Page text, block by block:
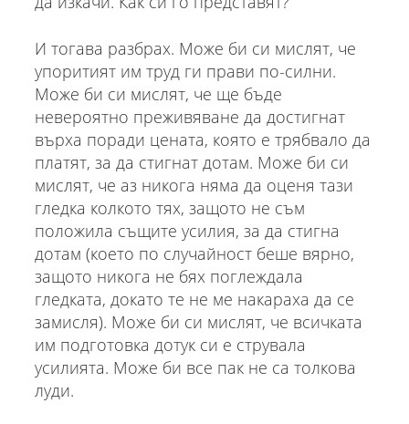
И тогава разбрах. Може би си мислят, че
упоритият им труд ги прави по-силни.
Може би си мислят, че ще бъде
невероятно преживяване да достигнат
върха поради цената, която е трябвало да
платят, за да стигнат дотам. Може би си
мислят, че аз никога няма да оценя тази
гледка колкото тях, защото не съм
положила същите усилия, за да стигна
дотам (което по случайност беше вярно,
защото никога не бях поглеждала
гледката, докато те не ме накараха да се
замисля). Може би си мислят, че всичката
им подготовка дотук си е струвала
усилията. Може би все пак не са толкова
луди.